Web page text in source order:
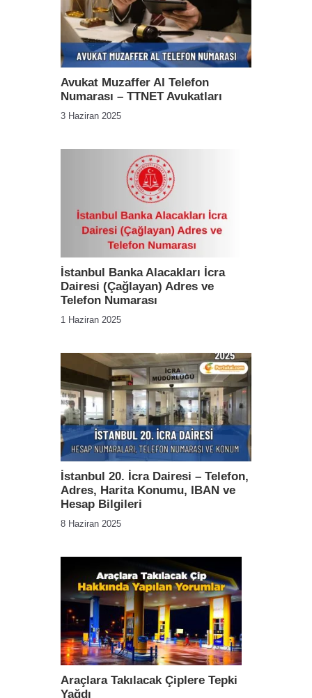
Avukat Muzaffer Al Telefon
Numarası – TTNET Avukatları
3 Haziran 2025
İstanbul Banka Alacakları İcra
Dairesi (Çağlayan) Adres ve
Telefon Numarası
1 Haziran 2025
İstanbul 20. İcra Dairesi – Telefon,
Adres, Harita Konumu, IBAN ve
Hesap Bilgileri
8 Haziran 2025
Araçlara Takılacak Çiplere Tepki
Yağdı